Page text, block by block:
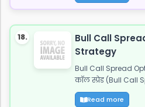
18.
Bull Call
Strategy
Bull Call Spread
कॉल स्प्रेड (Bull Call
Read more